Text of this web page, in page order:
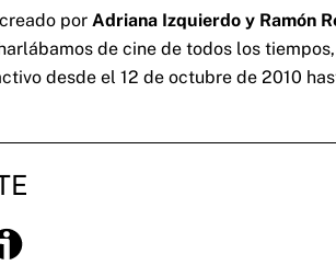
por Adriana Izquierdo y Ramón
de cine de todos los
desde el 12 de octubre de 2010